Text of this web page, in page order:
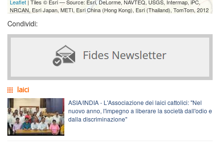
Leaflet | Tiles © Esri — Source: Esri, DeLorme, NAVTEQ, USGS, Intermap, iPC,
NRCAN, Esri Japan, METI, Esri China (Hong Kong), Esri (Thailand), TomTom, 2012
Condividi:
laici
ASIA/INDIA - L'Associazione dei laici cattolici: "Nel
nuovo anno, l'impegno a liberare la società dall'odio e
dalla discriminazione"